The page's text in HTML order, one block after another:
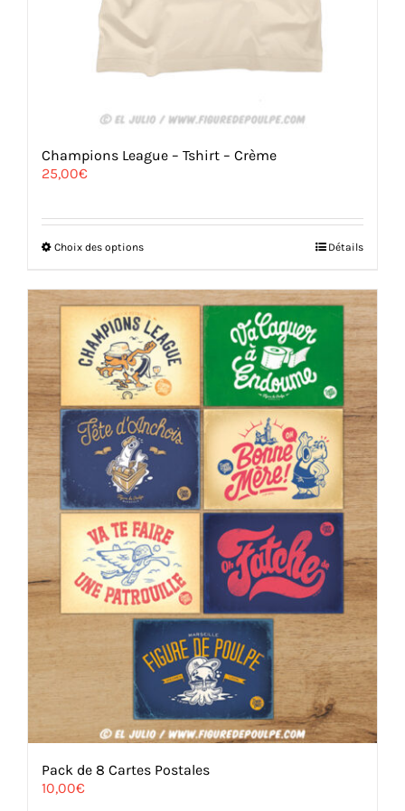
Champions League – Tshirt – Crème
25,00€
Choix des optionsCe
plusieurs
variations.
Les
options
peuvent
être
choisies
sur
la
page
du
produit
Détails
Pack de 8 Cartes Postales
10,00€